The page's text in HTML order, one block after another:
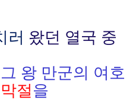
러 왔던 열국 중
왕 만군의 여호
절 을